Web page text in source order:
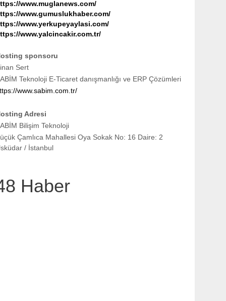
www.muglanews.com/
www.gumuslukhaber.com/
www.yerkupeyaylasi.com/
www.yalcincakir.com.tr/
sponsoru
Sert
Teknoloji E-Ticaret danışmanlığı ve ERP Çözümleri
www.sabim.com.tr/
Adresi
Bilişim Teknoloji
Çamlıca Mahallesi Oya Sokak No: 16 Daire: 2
/ İstanbul
Haber